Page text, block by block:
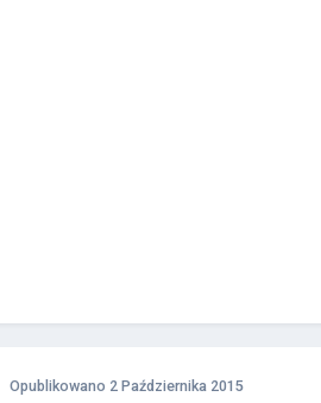
Opublikowano 2 Października 2015